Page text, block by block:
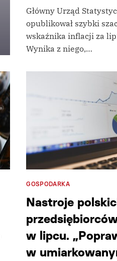
Główny Urząd
opublikował szybki
wskaźnika inflacji za
Wynika z niego,…
GOSPODARKA
Nastroje
w lipcu.
w